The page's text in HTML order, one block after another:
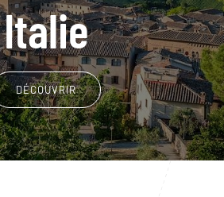
Italie
DÉCOUVRIR